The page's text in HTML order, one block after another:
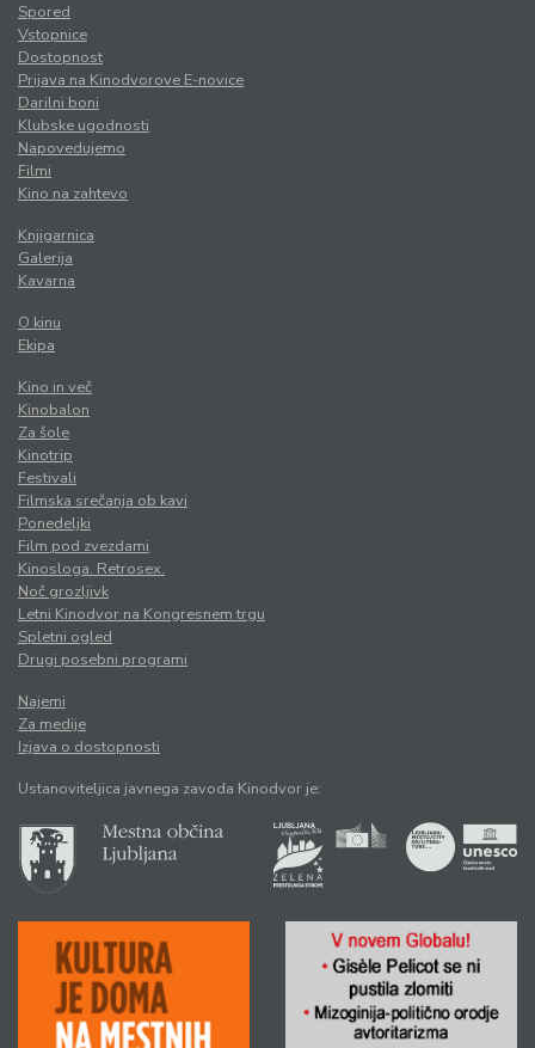
Spored
Vstopnice
Dostopnost
Prijava na Kinodvorove E-novice
Darilni boni
Klubske ugodnosti
Napovedujemo
Filmi
Kino na zahtevo
Knjigarnica
Galerija
Kavarna
O kinu
Ekipa
Kino in več
Kinobalon
Za šole
Kinotrip
Festivali
Filmska srečanja ob kavi
Ponedeljki
Film pod zvezdami
Kinosloga. Retrosex.
Noč grozljivk
Letni Kinodvor na Kongresnem trgu
Spletni ogled
Drugi posebni programi
Najemi
Za medije
Izjava o dostopnosti
Ustanoviteljica javnega zavoda Kinodvor je: